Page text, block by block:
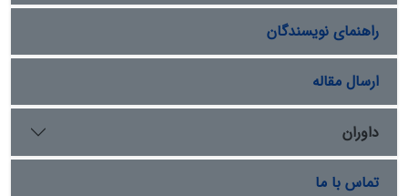
سوپرجاذب‌ها و یا مالچ سنگ بهره لازم برده شود و همچنین
برای غلبه بر خواب بذر آنغوزه و افزایش میزان جوانه‌زنی آن
تیمار سرمادهی مورد توجه قرار گیرد.
راهنمای نویسندگان
ارسال مقاله
داوران
تماس با ما